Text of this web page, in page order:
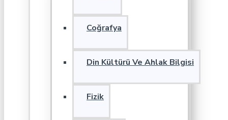
Coğrafya
Din Kültürü Ve Ahlak Bilgisi
Fizik